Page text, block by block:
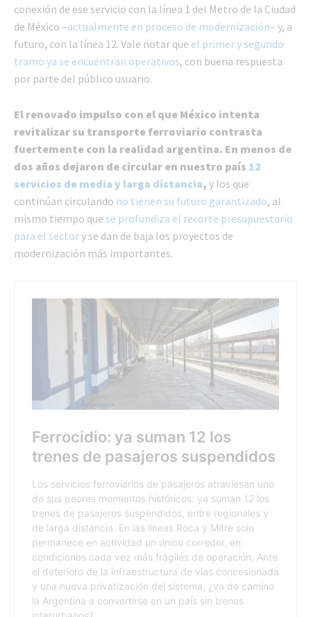
conexión de ese servicio con la línea 1 del Metro de la Ciudad
de México –actualmente en proceso de modernización– y, a
futuro, con la línea 12. Vale notar que el primer y segundo
tramo ya se encuentran operativos, con buena respuesta
por parte del público usuario.
El renovado impulso con el que México intenta
revitalizar su transporte ferroviario contrasta
fuertemente con la realidad argentina. En menos de
dos años dejaron de circular en nuestro país 12
servicios de media y larga distancia, y los que
continúan circulando no tienen su futuro garantizado, al
mismo tiempo que se profundiza el recorte presupuestario
para el sectory se dan de baja los proyectos de
modernización más importantes.